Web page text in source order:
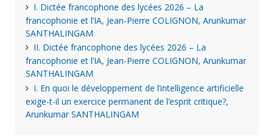
I. Dictée francophone des lycées 2026 – La
francophonie et l’IA, Jean-Pierre COLIGNON, Arunkumar
SANTHALINGAM
II. Dictée francophone des lycées 2026 – La
francophonie et l’IA, Jean-Pierre COLIGNON, Arunkumar
SANTHALINGAM
I. En quoi le développement de l’intelligence artificielle
exige-t-il un exercice permanent de l’esprit critique?,
Arunkumar SANTHALINGAM